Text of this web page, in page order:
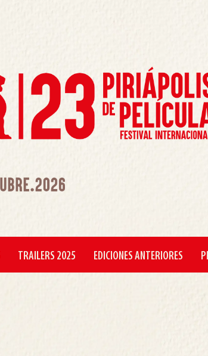
TRAILERS 2025 EDICIONES ANTERIORES